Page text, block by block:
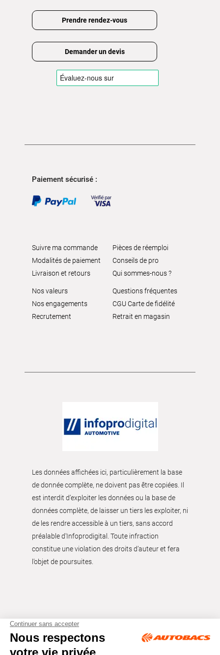
Prendre rendez-vous
Demander un devis
Paiement sécurisé :
Suivre ma commande
Modalités de paiement
Livraison et retours
Pièces de réemploi
Conseils de pro
Qui sommes-nous ?
Nos valeurs
Nos engagements
Recrutement
Questions fréquentes
CGU Carte de fidélité
Retrait en magasin
Les données affichées ici, particulièrement la base
de donnée complète, ne doivent pas être copiées. Il
est interdit d’exploiter les données ou la base de
données complète, de laisser un tiers les exploiter, ni
de les rendre accessible à un tiers, sans accord
préalable d'Infoprodigital. Toute infraction
constitue une violation des droits d’auteur et fera
l’objet de poursuites.